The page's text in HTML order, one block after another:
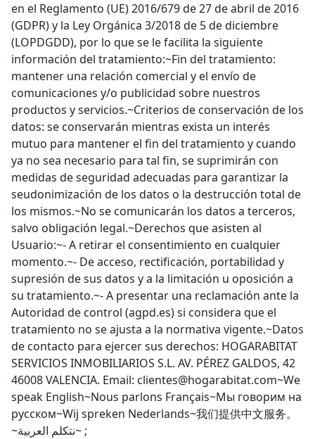
en el Reglamento (UE) 2016/679 de 27 de abril de 2016
(GDPR) y la Ley Orgánica 3/2018 de 5 de diciembre
(LOPDGDD), por lo que se le facilita la siguiente
información del tratamiento:~Fin del tratamiento:
mantener una relación comercial y el envío de
comunicaciones y/o publicidad sobre nuestros
productos y servicios.~Criterios de conservación de los
datos: se conservarán mientras exista un interés
mutuo para mantener el fin del tratamiento y cuando
ya no sea necesario para tal fin, se suprimirán con
medidas de seguridad adecuadas para garantizar la
seudonimización de los datos o la destrucción total de
los mismos.~No se comunicarán los datos a terceros,
salvo obligación legal.~Derechos que asisten al
Usuario:~- A retirar el consentimiento en cualquier
momento.~- De acceso, rectificación, portabilidad y
supresión de sus datos y a la limitación u oposición a
su tratamiento.~- A presentar una reclamación ante la
Autoridad de control (agpd.es) si considera que el
tratamiento no se ajusta a la normativa vigente.~Datos
de contacto para ejercer sus derechos: HOGARABITAT
SERVICIOS INMOBILIARIOS S.L. AV. PÉREZ GALDOS, 42
46008 VALENCIA. Email: clientes@hogarabitat.com~We
speak English~Nous parlons Français~Мы говорим на
русском~Wij spreken Nederlands~我们提供中文服务。
~نتكلم العربية~ ;